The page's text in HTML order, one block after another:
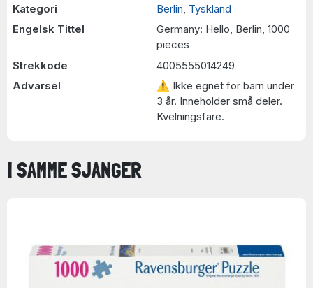
Kategori
Berlin Tyskland
Engelsk Tittel
Germany: Hello, Berlin, 1000
pieces
Strekkode
4005555014249
Advarsel
⚠ Ikke egnet for barn under
3 år. Inneholder små deler.
Kvelningsfare.
I SAMME SJANGER